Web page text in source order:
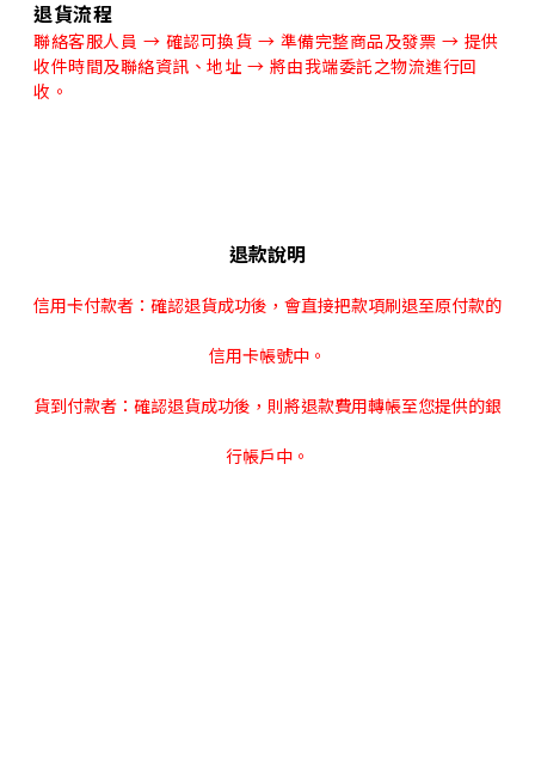
退貨流程
聯絡客服人員 → 確認可換貨 → 準備完整商品及發票 → 提供
收件時間及聯絡資訊、地址 → 將由我端委託之物流進行回
收。
退款說明
信用卡付款者：確認退貨成功後，會直接把款項刷退至原付款的
信用卡帳號中。
貨到付款者：確認退貨成功後，則將退款費用轉帳至您提供的銀
行帳戶中。